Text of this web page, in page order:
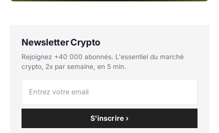
Newsletter Crypto
Rejoignez +40 000 abonnés. L'essentiel du marché
crypto, 2x par semaine, en 5 min.
S'inscrire ›